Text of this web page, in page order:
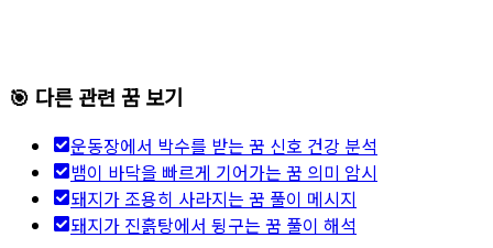
🎯 다른 관련 꿈 보기
운동장에서 박수를 받는 꿈 신호 건강 분석
뱀이 바닥을 빠르게 기어가는 꿈 의미 암시
돼지가 조용히 사라지는 꿈 풀이 메시지
돼지가 진흙탕에서 뒹구는 꿈 풀이 해석